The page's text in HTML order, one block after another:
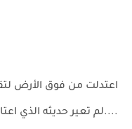
اعتدلت من فوق الأرض
....لم تعير حديثه الذي